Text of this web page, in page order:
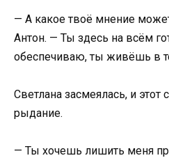
— А какое твоё мнение
Антон. — Ты здесь на всём
обеспечиваю, ты живёшь в
Светлана засмеялась, и
рыдание.
— Ты хочешь лишить меня